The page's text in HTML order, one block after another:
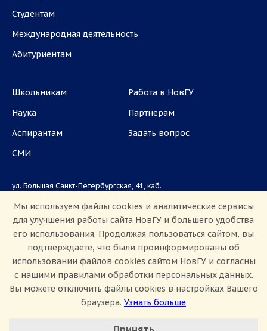
Студентам
Международная деятельность
Абитуриентам
Школьникам
Наука
Аспирантам
СМИ
Работа в НовГУ
Партнёрам
Задать вопрос
ул. Большая Санкт-Петербургская, 41, каб.
Приемная комиссия: +7(8162)33-20-44
Сведения о доходах
Мы используем файлы cookies и аналитические сервисы
для улучшения работы сайта НовГУ и большего удобства
его использования. Продолжая пользоваться сайтом, вы
подтверждаете, что были проинформированы об
использовании файлов cookies сайтом НовГУ и согласны
с нашими правилами обработки персональных данных.
Вы можете отключить файлы cookies в настройках Вашего
браузера. Узнать больше